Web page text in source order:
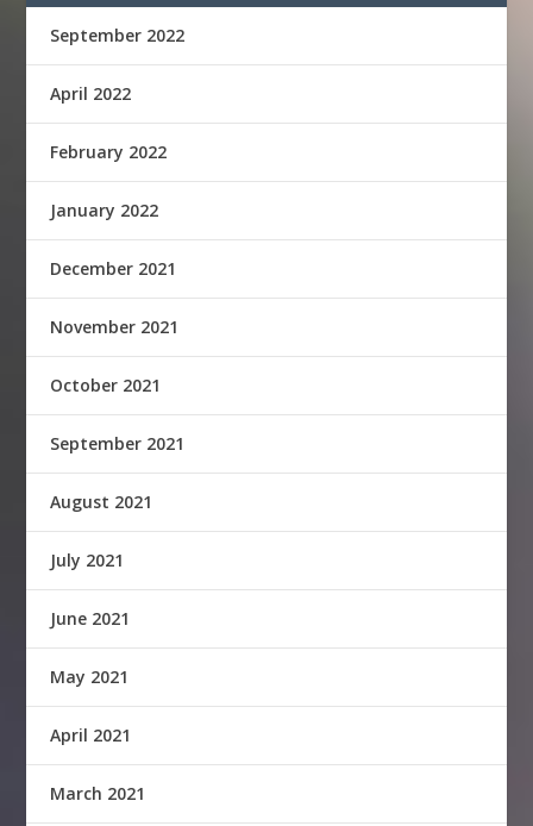
September 2022
April 2022
February 2022
January 2022
December 2021
November 2021
October 2021
September 2021
August 2021
July 2021
June 2021
May 2021
April 2021
March 2021